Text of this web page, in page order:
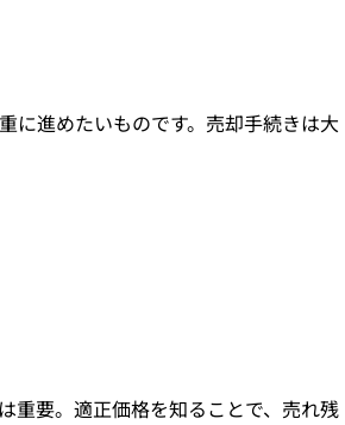
に進めたいものです。売却手続きは大
重要。適正価格を知ることで、売れ残